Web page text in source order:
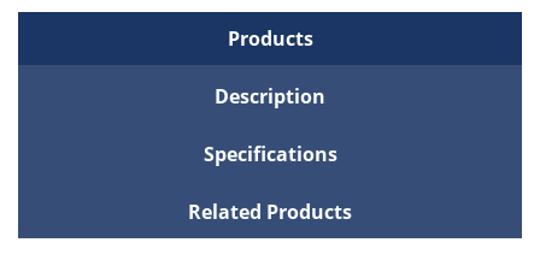
Products
Description
Specifications
Related Products